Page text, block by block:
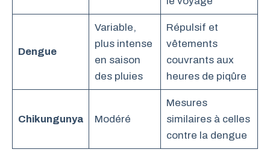
Dengue
Variable,
plus intense
en saison
des pluies
Répulsif et
vêtements
couvrants aux
heures de piqûre
Chikungunya Modéré
Mesures
similaires à celles
contre la dengue